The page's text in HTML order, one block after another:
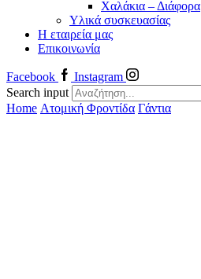
Χαλάκια – Διάφορα
Yλικά συσκευασίας
Η εταιρεία μας
Επικοινωνία
Facebook
Instagram
Search input
Home Ατομική Φροντίδα Γάντια